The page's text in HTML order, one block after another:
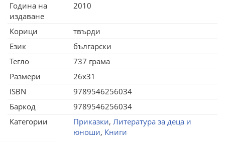
Година на
издаване
2010
Корици
твърди
Език
български
Тегло
737 грама
Размери
26x31
ISBN
9789546256034
Баркод
9789546256034
Категории
Приказки, Литература за деца и
юноши, Книги